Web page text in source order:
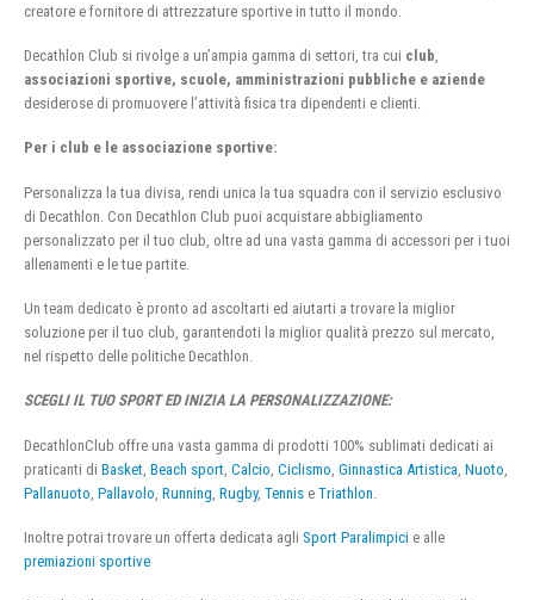
creatore e fornitore di attrezzature sportive in tutto il mondo.
Decathlon Club si rivolge a un’ampia gamma di settori, tra cui club
associazioni sportive, scuole, amministrazioni pubbliche e aziende
desiderose di promuovere l’attività fisica tra dipendenti e clienti.
Per i club e le associazione sportive:
Personalizza la tua divisa, rendi unica la tua squadra con il servizio esclusivo
di Decathlon. Con Decathlon Club puoi acquistare abbigliamento
personalizzato per il tuo club, oltre ad una vasta gamma di accessori per i tuoi
allenamenti e le tue partite.
Un team dedicato è pronto ad ascoltarti ed aiutarti a trovare la miglior
soluzione per il tuo club, garantendoti la miglior qualità prezzo sul mercato,
nel rispetto delle politiche Decathlon.
SCEGLI IL TUO SPORT ED INIZIA LA PERSONALIZZAZIONE:
DecathlonClub offre una vasta gamma di prodotti 100% sublimati dedicati ai
praticanti di Basket Beach sport Calcio Ciclismo Ginnastica Artistica Nuoto
Pallanuoto Pallavolo Running Rugby, Tennis e Triathlon
Inoltre potrai trovare un offerta dedicata agli Sport Paralimpici e alle
premiazioni sportive